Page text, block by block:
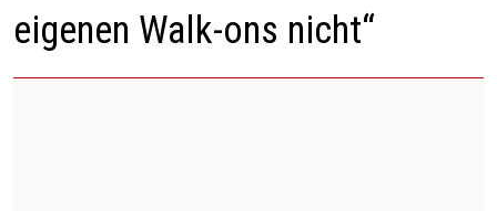
eigenen Walk-ons nicht“